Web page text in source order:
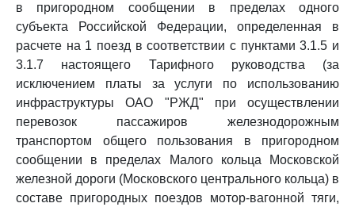
в пригородном сообщении в пределах одного
субъекта Российской Федерации, определенная в
расчете на 1 поезд в соответствии с пунктами 3.1.5 и
3.1.7 настоящего Тарифного руководства (за
исключением платы за услуги по использованию
инфраструктуры ОАО "РЖД" при осуществлении
перевозок пассажиров железнодорожным
транспортом общего пользования в пригородном
сообщении в пределах Малого кольца Московской
железной дороги (Московского центрального кольца) в
составе пригородных поездов мотор-вагонной тяги,